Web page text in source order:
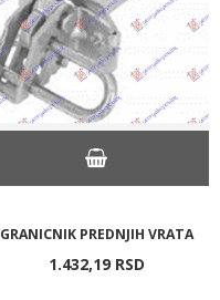
GRANICNIK PREDNJIH VRATA
1.432,19 RSD